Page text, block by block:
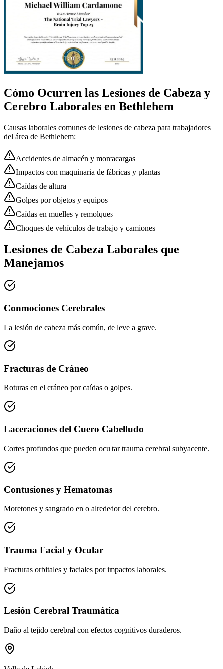
Cómo Ocurren las Lesiones de Cabeza y
Cerebro Laborales en Bethlehem
Causas laborales comunes de lesiones de cabeza para trabajadores
del área de Bethlehem:
Accidentes de almacén y montacargas
Impactos con maquinaria de fábricas y plantas
Caídas de altura
Golpes por objetos y equipos
Caídas en muelles y remolques
Choques de vehículos de trabajo y camiones
Lesiones de Cabeza Laborales que
Manejamos
Conmociones Cerebrales
La lesión de cabeza más común, de leve a grave.
Fracturas de Cráneo
Roturas en el cráneo por caídas o golpes.
Laceraciones del Cuero Cabelludo
Cortes profundos que pueden ocultar trauma cerebral subyacente.
Contusiones y Hematomas
Moretones y sangrado en o alrededor del cerebro.
Trauma Facial y Ocular
Fracturas orbitales y faciales por impactos laborales.
Lesión Cerebral Traumática
Daño al tejido cerebral con efectos cognitivos duraderos.